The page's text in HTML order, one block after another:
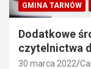
GMINA TARNÓW
Dodatkowe
czytelnictwa
30 marca 2022